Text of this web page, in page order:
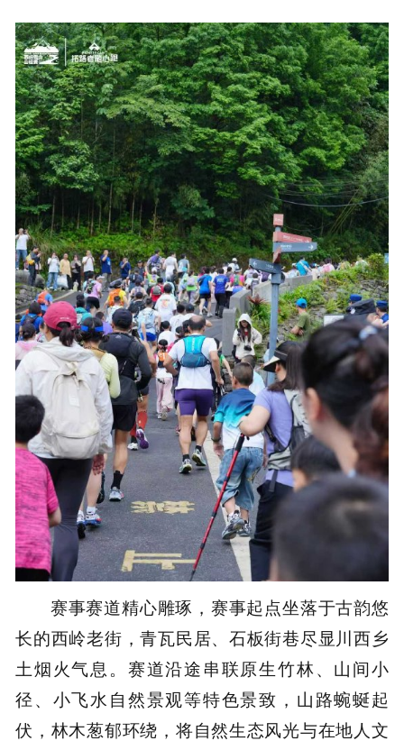
赛事赛道精心雕琢，赛事起点坐落于古韵悠
长的西岭老街，青瓦民居、石板街巷尽显川西乡
土烟火气息。赛道沿途串联原生竹林、山间小
径、小飞水自然景观等特色景致，山路蜿蜒起
伏，林木葱郁环绕，将自然生态风光与在地人文